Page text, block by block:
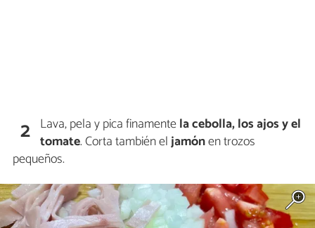
2 Lava, pela y pica finamentela cebolla, los ajos y el
tomate. Corta también eljamónen trozos
pequeños.